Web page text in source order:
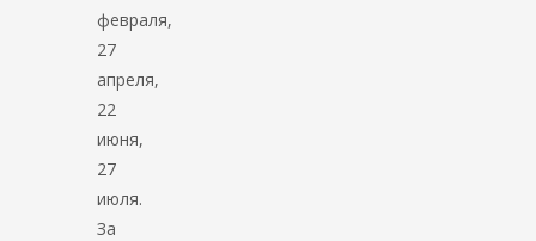
февраля,
27
апреля,
22
июня,
27
июля.
За